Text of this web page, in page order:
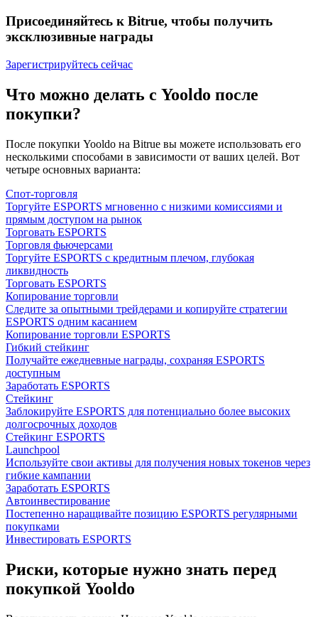
Присоединяйтесь к Bitrue, чтобы получить
эксклюзивные награды
Зарегистрируйтесь сейчас
Что можно делать с Yooldo после
покупки?
После покупки Yooldo на Bitrue вы можете использовать его
несколькими способами в зависимости от ваших целей. Вот
четыре основных варианта:
Спот-торговля
Торгуйте ESPORTS мгновенно с низкими комиссиями и
прямым доступом на рынок
Торговать ESPORTS
Торговля фьючерсами
Торгуйте ESPORTS с кредитным плечом, глубокая
ликвидность
Торговать ESPORTS
Копирование торговли
Следите за опытными трейдерами и копируйте стратегии
ESPORTS одним касанием
Копирование торговли ESPORTS
Гибкий стейкинг
Получайте ежедневные награды, сохраняя ESPORTS
доступным
Заработать ESPORTS
Стейкинг
Заблокируйте ESPORTS для потенциально более высоких
долгосрочных доходов
Стейкинг ESPORTS
Launchpool
Используйте свои активы для получения новых токенов через
гибкие кампании
Заработать ESPORTS
Автоинвестирование
Постепенно наращивайте позицию ESPORTS регулярными
покупками
Инвестировать ESPORTS
Риски, которые нужно знать перед
покупкой Yooldo